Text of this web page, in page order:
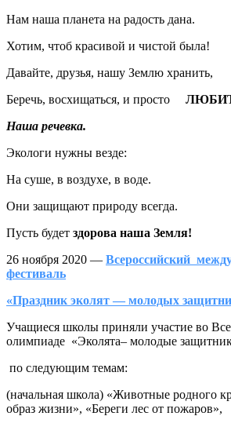
Нам наша планета на радость дана.
Хотим, чтоб красивой и чистой была!
Давайте, друзья, нашу Землю хранить,
Беречь, восхищаться, и просто
Наша речевка.
Экологи нужны везде:
На суше, в воздухе, в воде.
Они защищают природу всегда.
Пусть будет здорова наша Земля!
26 ноября 2020 — Всероссийский
фестиваль
«Праздник эколят — молодых
Учащиеся школы приняли участие во
олимпиаде «Эколята– молодые
по следующим темам:
(начальная школа) «Животные родного
образ жизни», «Береги лес от пожаров»,